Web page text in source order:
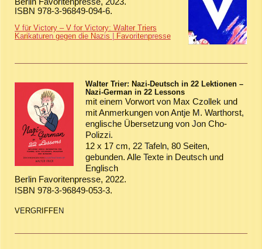
ISBN 978-3-96849-094-6.
V für Victory – V for Victory: Walter Triers
Karikaturen gegen die Nazis | Favoritenpresse
Walter Trier: Nazi-Deutsch in 22 Lektionen –
Nazi-German in 22 Lessons
mit einem Vorwort von Max Czollek und
mit Anmerkungen von Antje M. Warthorst,
englische Übersetzung von Jon Cho-
Polizzi.
12 x 17 cm, 22 Tafeln, 80 Seiten,
gebunden. Alle Texte in Deutsch und
Englisch
Berlin Favoritenpresse, 2022.
ISBN 978-3-96849-053-3.
VERGRIFFEN